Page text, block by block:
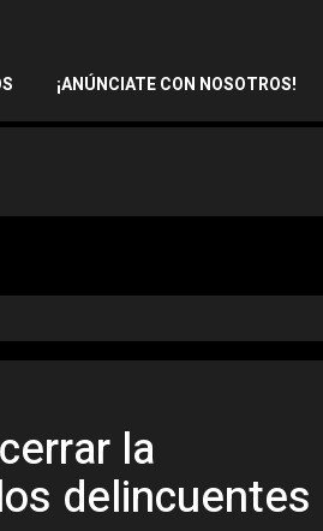
¡ANÚNCIATE CON NOSOTROS!
la
delincuentes